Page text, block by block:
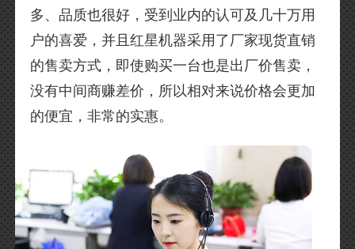
多、品质也很好，受到业内的认可及几十万用
户的喜爱，并且红星机器采用了厂家现货直销
的售卖方式，即使购买一台也是出厂价售卖，
没有中间商赚差价，所以相对来说价格会更加
的便宜，非常的实惠。